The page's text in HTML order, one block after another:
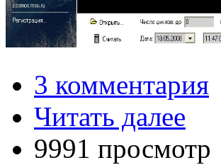
3 комментария
Читать далее
9991 просмотр